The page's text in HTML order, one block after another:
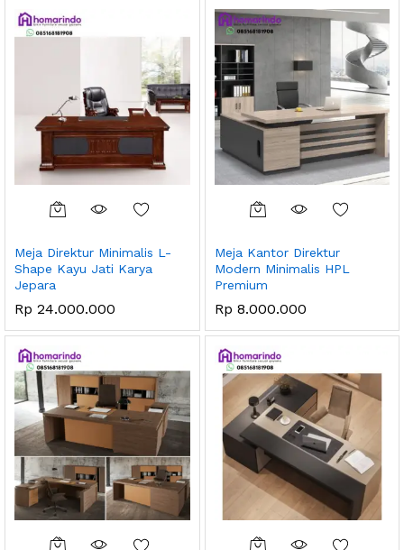
Meja Direktur Minimalis L-
Shape Kayu Jati Karya
Jepara
Rp 24.000.000
Meja Kantor Direktur
Modern Minimalis HPL
Premium
Rp 8.000.000